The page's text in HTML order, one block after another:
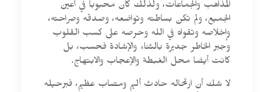
المذاهب والجماعات، ولذلك كان محبوبا في أعين
الجميع، ولم تكن بساطته وتواضعه، وصدقه وصراحته،
وإخلاصه وتقواه في الله وحرصه على كسب القلوب
وجبر الخاطر جديرة بالثناء والإشادة فحسب، بل
كانت أيضا محل الغبطة والإعجاب والابتهاج.
لا شك أن ارتحاله حادث أليم ومصاب عظيم، فبرحيله